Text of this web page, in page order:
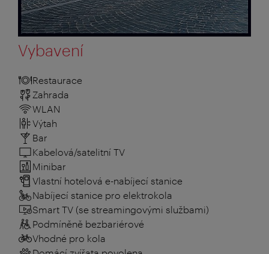
Vybavení
Restaurace
Zahrada
WLAN
Výtah
Bar
Kabelová/satelitní TV
Minibar
Vlastní hotelová e-nabíjecí stanice
Nabíjecí stanice pro elektrokola
Smart TV (se streamingovými službami)
Podmíněně bezbariérové
Vhodné pro kola